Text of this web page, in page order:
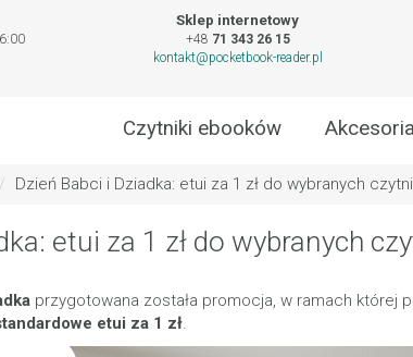
Sklep internetowy
+48 71 343 26 15
kontakt@pocketbook-reader.pl
Czytniki ebooków Akcesoria
Dzień Babci i Dziadka: etui za 1 zł do wybranych
etui za 1 zł do wybranych
przygotowana została promocja, w ramach której
etui za 1 zł.